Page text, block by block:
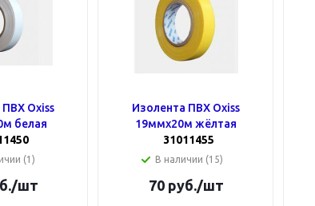
Oxiss
белая
(1)
/шт
Изолента ПВХ Oxiss
19ммх20м жёлтая
31011455
В наличии (15)
70руб./шт